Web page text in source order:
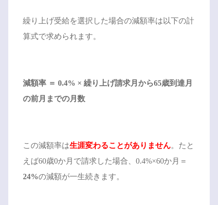
繰り上げ受給を選択した場合の減額率は以下の計
算式で求められます。
減額率 ＝ 0.4% × 繰り上げ請求月から65歳到達月
の前月までの月数
この減額率は生涯変わることがありません。たと
えば60歳0か月で請求した場合、0.4%×60か月＝
24%の減額が一生続きます。